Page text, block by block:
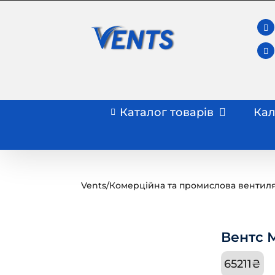
Каталог товарів
Vents/Комерційна та промислова
Вентс
65211₴